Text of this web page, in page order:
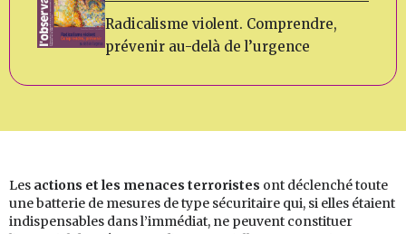
Radicalisme violent. Comprendre,
prévenir au-delà de l’urgence
Les actions et les menaces terroristes ont déclenché toute
une batterie de mesures de type sécuritaire qui, si elles étaient
indispensables dans l’immédiat, ne peuvent constituer